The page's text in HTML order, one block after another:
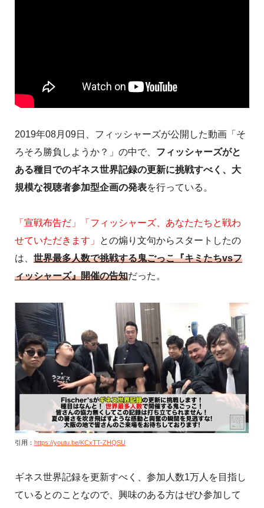
2019年08月09日、フィッシャーズが公開した動画「そ
ろそろ勝負しようか？」の中で、 フィッシャーズがと
ある種目でのギネス世界記録の更新に挑戦すべく、大
規模な視聴者参加型企画の発表を行っている。
「宣戦布告だ」「フィッシャーズ、あなたたちと戦わ
せていただきます」
との煽り文句からスタートしたの
は、 世界最多人数で挑戦する鬼ごっこ『キミたちvsフ
ィッシャーズ』開催の告知だった。
引用： https://youtu.be/KCxTT-ZHQSU
ギネス世界記録を更新すべく、参加人数1万人を目指し
ているとのことなので、興味のある方はぜひ参加して